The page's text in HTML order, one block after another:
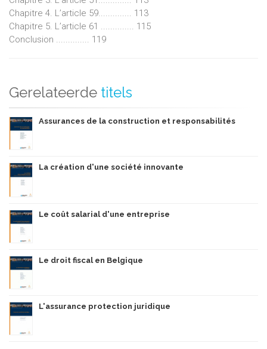
Chapitre 4. L’article 59.............. 113
Chapitre 5. L’article 61 .............. 115
Conclusion .............. 119
Gerelateerde titels
Assurances de la construction et responsabilités
La création d'une société innovante
Le coût salarial d'une entreprise
Le droit fiscal en Belgique
L'assurance protection juridique